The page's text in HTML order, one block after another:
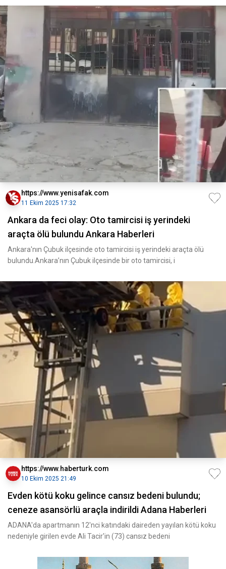
https://www.yenisafak.com
11 Ekim 2025 17:32
Ankara da feci olay: Oto tamircisi iş yerindeki
araçta ölü bulundu Ankara Haberleri
Ankara'nın Çubuk ilçesinde oto tamircisi iş yerindeki araçta ölü
bulundu.Ankara’nın Çubuk ilçesinde bir oto tamircisi, i
https://www.haberturk.com
10 Ekim 2025 21:49
Evden kötü koku gelince cansız bedeni bulundu;
ceneze asansörlü araçla indirildi Adana Haberleri
ADANA'da apartmanın 12'nci katındaki daireden yayılan kötü koku
nedeniyle girilen evde Ali Tacir'in (73) cansız bedeni